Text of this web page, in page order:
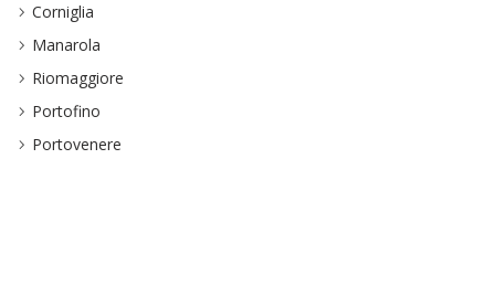
Corniglia
Manarola
Riomaggiore
Portofino
Portovenere